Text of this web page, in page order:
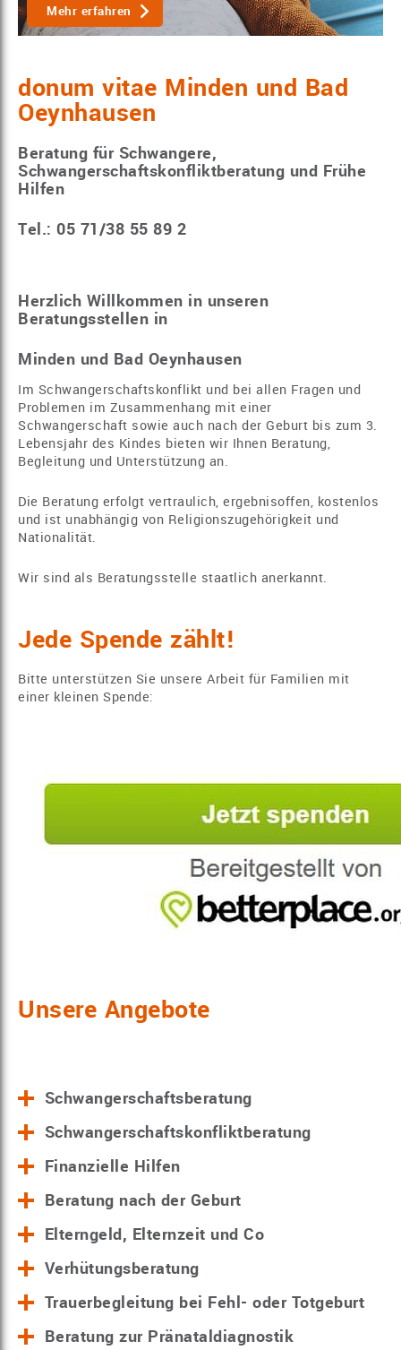
Mehr erfahren
donum vitae Minden und Bad
Oeynhausen
Beratung für Schwangere,
Schwangerschaftskonfliktberatung und Frühe
Hilfen
Tel.: 05 71/38 55 89 2
Herzlich Willkommen in unseren
Beratungsstellen in
Minden und Bad Oeynhausen
Im Schwangerschaftskonflikt und bei allen Fragen und
Problemen im Zusammenhang mit einer
Schwangerschaft sowie auch nach der Geburt bis zum 3.
Lebensjahr des Kindes bieten wir Ihnen Beratung,
Begleitung und Unterstützung an.
Die Beratung erfolgt vertraulich, ergebnisoffen, kostenlos
und ist unabhängig von Religionszugehörigkeit und
Nationalität.
Wir sind als Beratungsstelle staatlich anerkannt.
Jede Spende zählt!
Bitte unterstützen Sie unsere Arbeit für Familien mit
einer kleinen Spende:
Unsere Angebote
Schwangerschaftsberatung
Schwangerschaftskonfliktberatung
Finanzielle Hilfen
Beratung nach der Geburt
Elterngeld, Elternzeit und Co
Verhütungsberatung
Trauerbegleitung bei Fehl- oder Totgeburt
Beratung zur Pränataldiagnostik